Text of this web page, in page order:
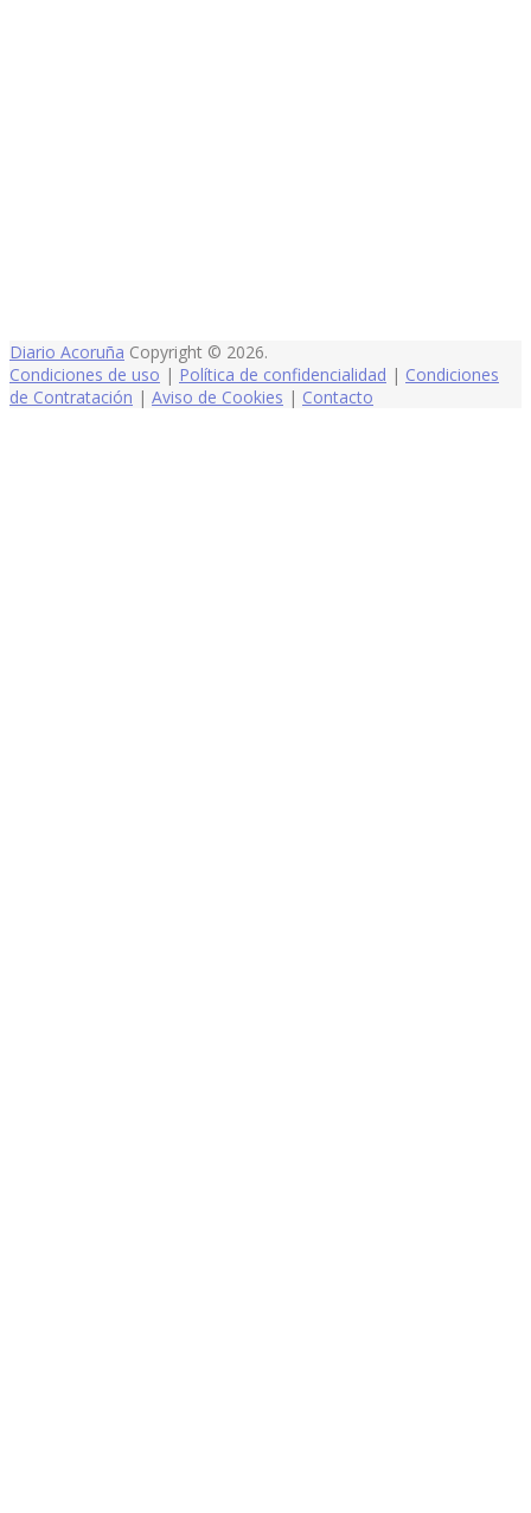
Diario Acoruña Copyright © 2026.
Condiciones de uso | Política de confidencialidad | Condiciones
de Contratación | Aviso de Cookies | Contacto